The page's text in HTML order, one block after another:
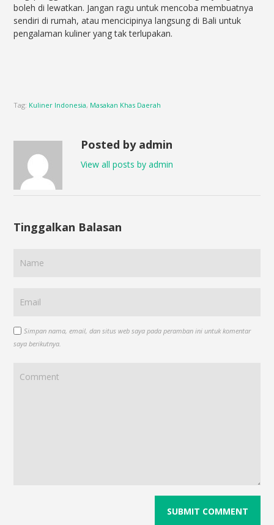
boleh di lewatkan. Jangan ragu untuk mencoba membuatnya
sendiri di rumah, atau mencicipinya langsung di Bali untuk
pengalaman kuliner yang tak terlupakan.
Tag: Kuliner Indonesia, Masakan Khas Daerah
Posted by admin
View all posts by admin
Tinggalkan Balasan
Simpan nama, email, dan situs web saya pada peramban ini untuk komentar
saya berikutnya.